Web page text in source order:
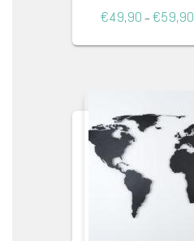
€49,90 – €59,90